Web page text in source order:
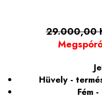
29.000,00
Hüvely -
Fém